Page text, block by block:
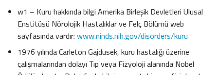
w1 – Kuru hakkında bilgi Amerika Birleşik Devletleri Ulusal
Enstitüsü Nörolojik Hastalıklar ve Felç Bölümü web
sayfasında vardır: www.ninds.nih.gov/disorders/kuru
1976 yılında Carleton Gajdusek, kuru hastalığı üzerine
çalışmalarından dolayı Tıp veya Fizyoloji alanında Nobel